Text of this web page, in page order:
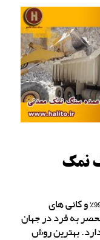
نمک
سنگ نمک گرمسار به دلیل خلوص بالای 99% و کانی های
به فرد در جهان
بهترین روش